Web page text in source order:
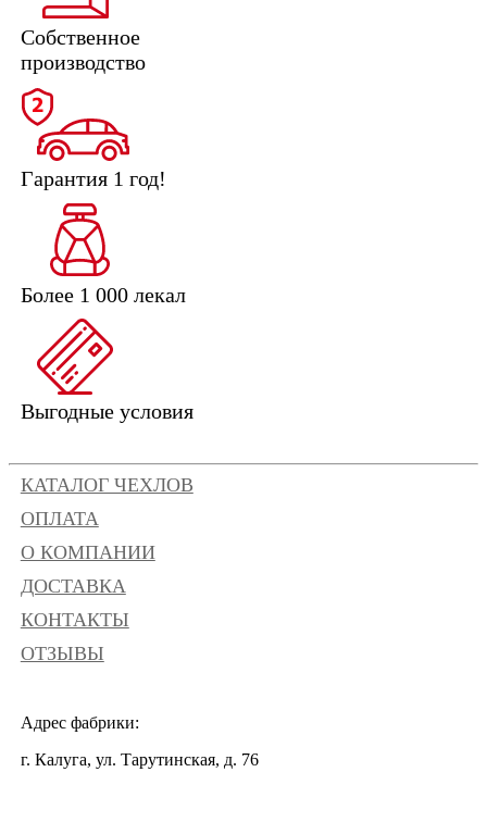
Собственное
производство
Гарантия 1 год!
Более 1 000 лекал
Выгодные условия
КАТАЛОГ ЧЕХЛОВ
ОПЛАТА
О КОМПАНИИ
ДОСТАВКА
КОНТАКТЫ
ОТЗЫВЫ
Адрес фабрики:
г. Калуга, ул. Тарутинская, д. 76